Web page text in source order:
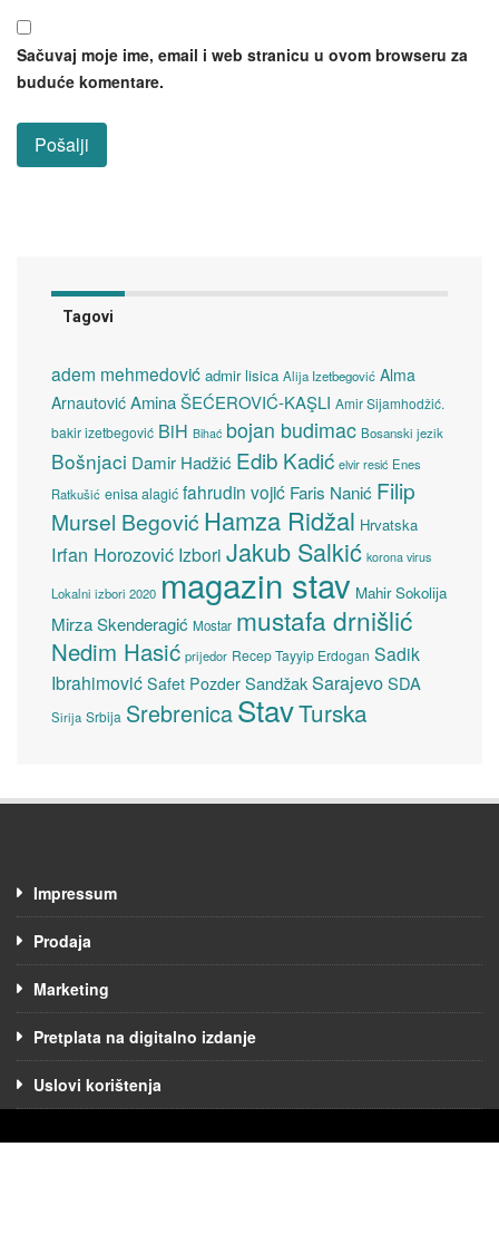
Sačuvaj moje ime, email i web stranicu u ovom browseru za
buduće komentare.
Tagovi
adem mehmedović admir lisica Alija Izetbegović Alma
Arnautović Amina ŠEĆEROVIĆ-KAŞLI Amir Sijamhodžić.
bakir izetbegović BiH Bihać bojan budimac Bosanski jezik
Bošnjaci Damir Hadžić Edib Kadić elvir resić Enes
Ratkušić enisa alagić fahrudin vojić Faris Nanić Filip
Mursel Begović Hamza Ridžal Hrvatska
Irfan Horozović Izbori Jakub Salkić korona virus
Lokalni izbori 2020 magazin stav Mahir Sokolija
Mirza Skenderagić Mostar mustafa drnišlić
Nedim Hasić prijedor Recep Tayyip Erdogan Sadik
Ibrahimović Safet Pozder SandžakSarajevoSDA
Sirija Srbija SrebrenicaStavTurska
Impressum
Prodaja
Marketing
Pretplata na digitalno izdanje
Uslovi korištenja